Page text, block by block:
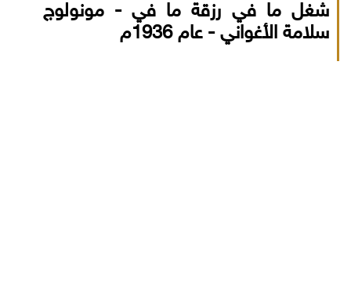
شغل ما في رزقة ما في - مونولوج
سلامة الأغواني - عام 1936م